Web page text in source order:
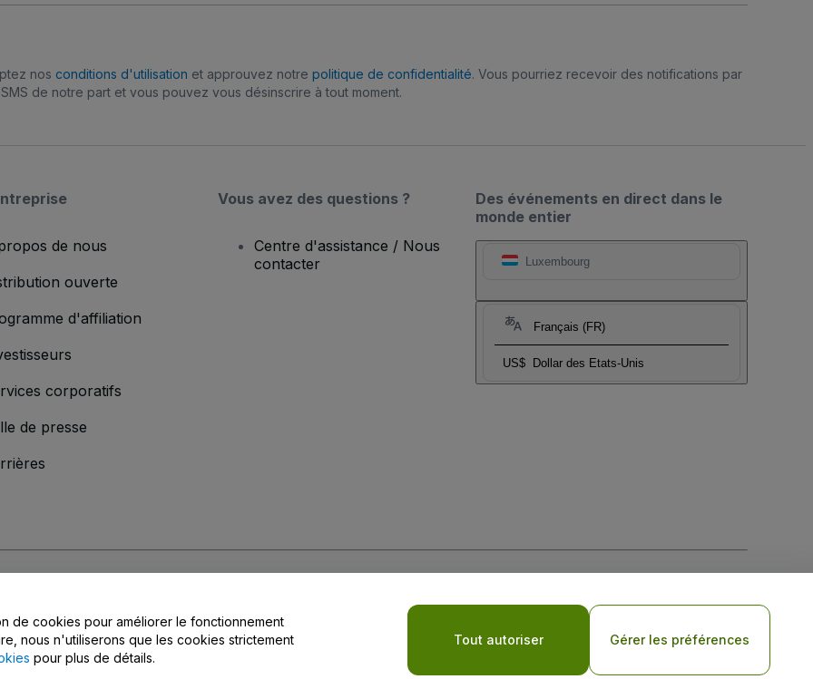
nos conditions d'utilisation et approuvez notre politique de confidentialité. Vous pourriez recevoir des notifications par
SMS de notre part et vous pouvez vous désinscrire à tout moment.
Des événements en direct dans le
monde entier
Luxembourg
Français (FR)
US$ Dollar des Etats-Unis
de nous
ouverte
d'affiliation
corporatifs
de presse
Vous avez des questions ?
Centre d'assistance / Nous
contacter
Politique de confidentialité pour les appareils mobiles
de confidentialité
de cookies pour améliorer le fonctionnement
nous n'utiliserons que les cookies strictement
pour plus de détails.
Tout autoriser Gérer les préférences